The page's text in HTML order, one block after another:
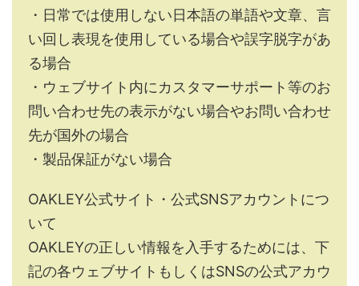
・日常では使用しない日本語の単語や文章、言
い回し表現を使用している場合や誤字脱字があ
る場合
・ウェブサイト内にカスタマーサポート等のお
問い合わせ先の表示がない場合やお問い合わせ
先が国外の場合
・製品保証がない場合
OAKLEY公式サイト・公式SNSアカウントにつ
いて
OAKLEYの正しい情報を入手するためには、下
記の各ウェブサイトもしくはSNSの公式アカウ